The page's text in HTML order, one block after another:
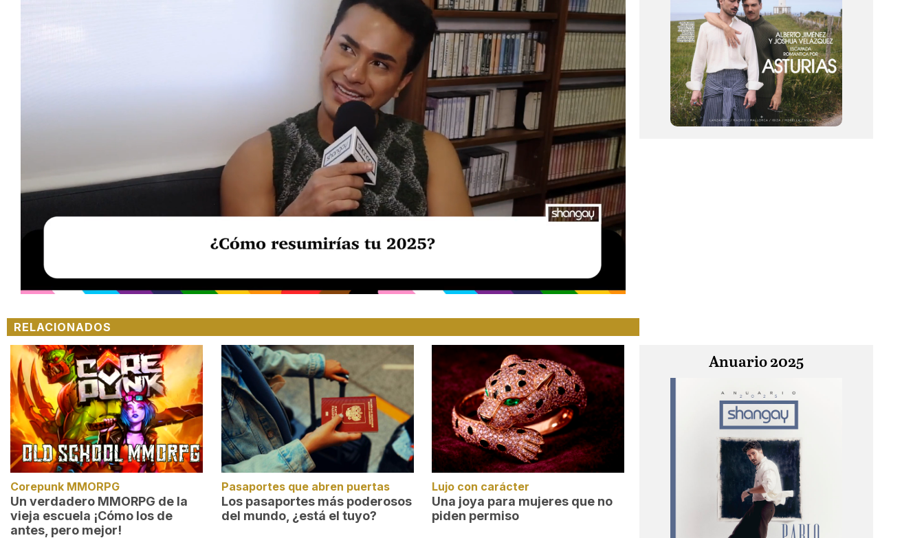
40.09%
RELACIONADOS
Corepunk MMORPG
Un verdadero MMORPG de la
vieja escuela ¡Cómo los de
antes, pero mejor!
Pasaportes que abren puertas
Los pasaportes más poderosos
del mundo, ¿está el tuyo?
Lujo con carácter
Una joya para mujeres que no
piden permiso
Anuario 2025